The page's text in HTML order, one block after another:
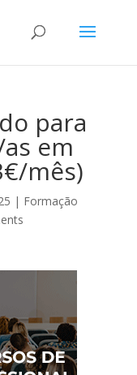
para
em
mês)
| Formação